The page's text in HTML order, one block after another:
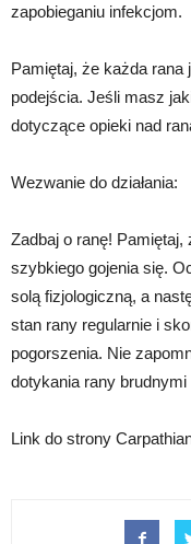
zapobieganiu infekcjom.
Pamiętaj, że każda rana
podejścia. Jeśli masz
dotyczące opieki nad
Wezwanie do działania:
Zadbaj o ranę!
szybkiego gojenia się.
solą fizjologiczną, a
stan rany regularnie i
pogorszenia. Nie
dotykania rany
Link do strony